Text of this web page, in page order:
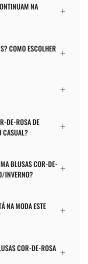
NA
COMO ESCOLHER
DE-ROSA DE
CASUAL?
BLUSAS COR-DE-
INVERNO?
NA MODA ESTE
COR-DE-ROSA